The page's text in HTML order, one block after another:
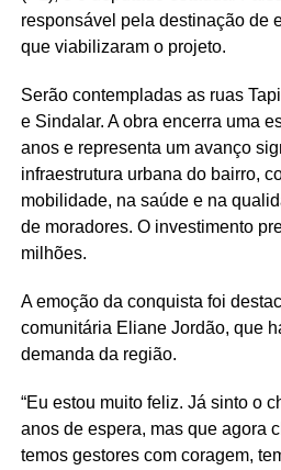
responsável pela destinação de
que viabilizaram o projeto.
Serão contempladas as ruas
e Sindalar. A obra encerra uma
anos e representa um avanço
infraestrutura urbana do bairro,
mobilidade, na saúde e na
de moradores. O investimento
milhões.
A emoção da conquista foi
comunitária Eliane Jordão, que
demanda da região.
“Eu estou muito feliz. Já sinto o
anos de espera, mas que agora
temos gestores com coragem,